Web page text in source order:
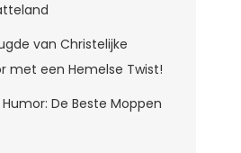
van Christelijke
met een Hemelse Twist!
De Beste Moppen